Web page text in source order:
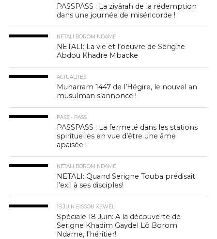
PASSPASS : La ziyârah de la rédemption
dans une journée de miséricorde !
NETALI BOROM NDAME
NETALI: La vie et l’oeuvre de Serigne
Abdou Khadre Mbacke
ACTUALITÉS
Muharram 1447 de l’Hégire, le nouvel an
musulman s’annonce !
PASS - PASS
PASSPASS : La fermeté dans les stations
spirituelles en vue d’être une âme
apaisée !
NETALI BOROM NDAME
NETALI: Quand Serigne Touba prédisait
l’exil à ses disciples!
18 JUIN BISSOU XEWËL
Spéciale 18 Juin: A la découverte de
Serigne Khadim Gaydel Lô Borom
Ndame, l’héritier!